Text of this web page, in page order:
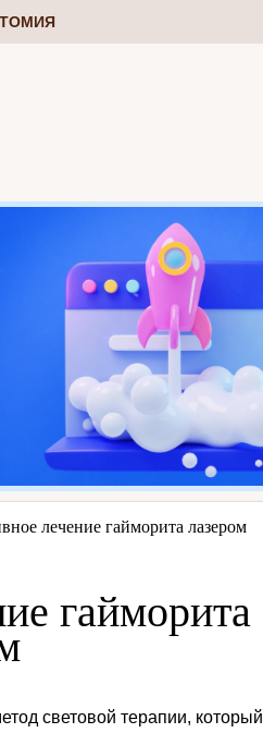
лечение гайморита лазером
гайморита
световой терапии, который